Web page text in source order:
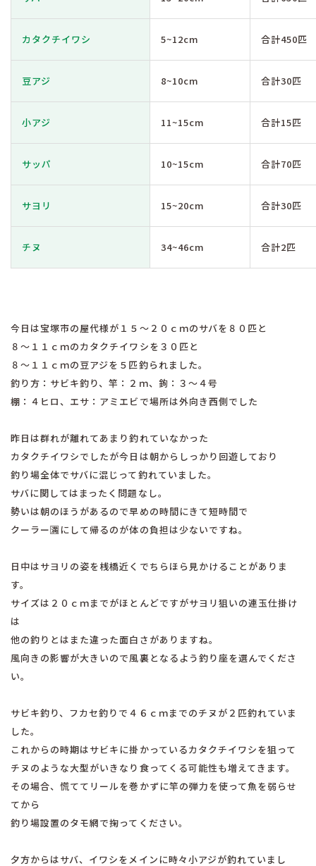
カタクチイワシ 5~12cm 合計450匹
豆アジ 8~10cm 合計30匹
小アジ 11~15cm 合計15匹
サッパ 10~15cm 合計70匹
サヨリ 15~20cm 合計30匹
チヌ 34~46cm 合計2匹
今日は宝塚市の屋代様が１５〜２０ｃｍのサバを８０匹と
８〜１１ｃｍのカタクチイワシを３０匹と
８〜１１ｃｍの豆アジを５匹釣られました。
釣り方：サビキ釣り、竿：２ｍ、鉤：３〜４号
棚：４ヒロ、エサ：アミエビで場所は外向き西側でした
昨日は群れが離れてあまり釣れていなかった
カタクチイワシでしたが今日は朝からしっかり回遊しており
釣り場全体でサバに混じって釣れていました。
サバに関してはまったく問題なし。
勢いは朝のほうがあるので早めの時間にきて短時間で
クーラー🈵にして帰るのが体の負担は少ないですね。
日中はサヨリの姿を桟橋近くでちらほら見かけることがありま
す。
サイズは２０ｃｍまでがほとんどですがサヨリ狙いの連玉仕掛け
は
他の釣りとはまた違った面白さがありますね。
風向きの影響が大きいので風裏となるよう釣り座を選んでくださ
い。
サビキ釣り、フカセ釣りで４６ｃｍまでのチヌが２匹釣れていま
した。
これからの時期はサビキに掛かっているカタクチイワシを狙って
チヌのような大型がいきなり食ってくる可能性も増えてきます。
その場合、慌ててリールを巻かずに竿の弾力を使って魚を弱らせ
てから
釣り場設置のタモ網で掬ってください。
夕方からはサバ、イワシをメインに時々小アジが釣れていまし